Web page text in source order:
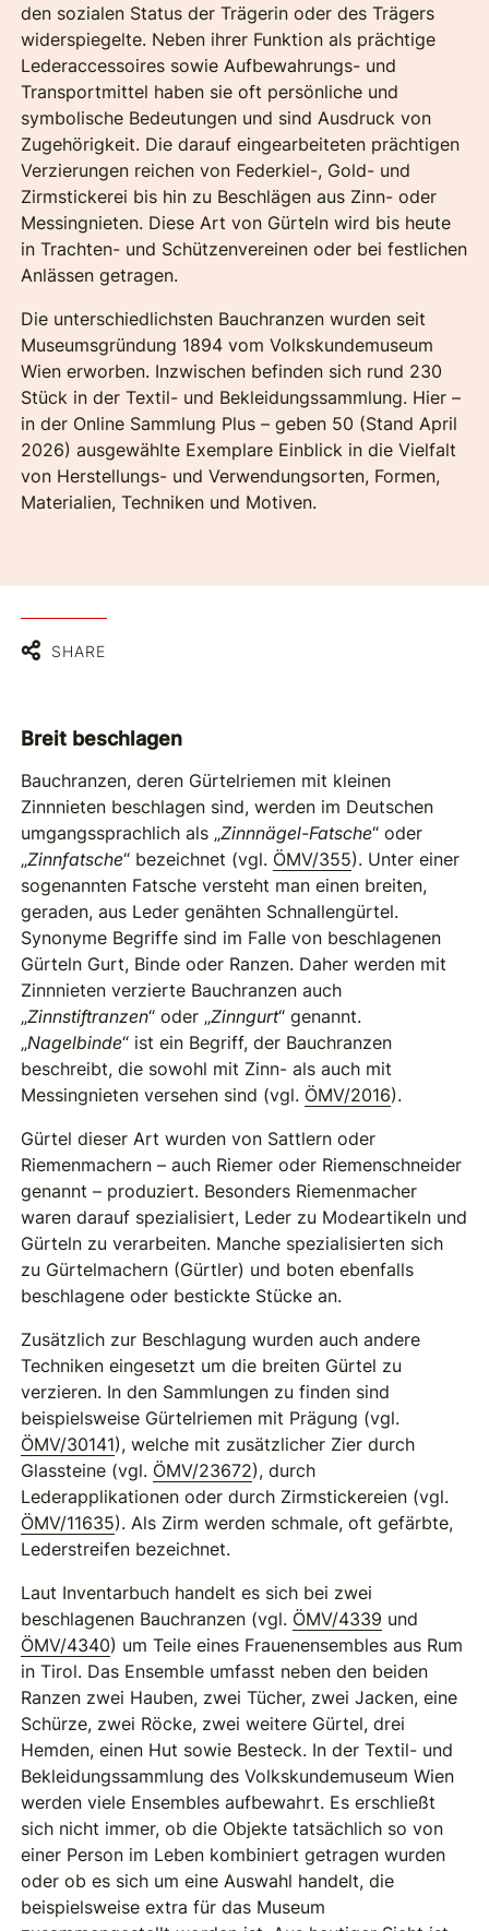
den sozialen Status der Trägerin oder des Trägers
widerspiegelte. Neben ihrer Funktion als prächtige
Lederaccessoires sowie Aufbewahrungs- und
Transportmittel haben sie oft persönliche und
symbolische Bedeutungen und sind Ausdruck von
Zugehörigkeit. Die darauf eingearbeiteten prächtigen
Verzierungen reichen von Federkiel-, Gold- und
Zirmstickerei bis hin zu Beschlägen aus Zinn- oder
Messingnieten. Diese Art von Gürteln wird bis heute
in Trachten- und Schützenvereinen oder bei festlichen
Anlässen getragen.
Die unterschiedlichsten Bauchranzen wurden seit
Museumsgründung 1894 vom Volkskundemuseum
Wien erworben. Inzwischen befinden sich rund 230
Stück in der Textil- und Bekleidungssammlung. Hier –
in der Online Sammlung Plus – geben 50 (Stand April
2026) ausgewählte Exemplare Einblick in die Vielfalt
von Herstellungs- und Verwendungsorten, Formen,
Materialien, Techniken und Motiven.
SHARE
Breit beschlagen
Bauchranzen, deren Gürtelriemen mit kleinen
Zinnnieten beschlagen sind, werden im Deutschen
umgangssprachlich als „Zinnnägel-Fatsche“ oder
„Zinnfatsche“ bezeichnet (vgl. ÖMV/355). Unter einer
sogenannten Fatsche versteht man einen breiten,
geraden, aus Leder genähten Schnallengürtel.
Synonyme Begriffe sind im Falle von beschlagenen
Gürteln Gurt, Binde oder Ranzen. Daher werden mit
Zinnnieten verzierte Bauchranzen auch
„Zinnstiftranzen“ oder „Zinngurt“ genannt.
„Nagelbinde“ ist ein Begriff, der Bauchranzen
beschreibt, die sowohl mit Zinn- als auch mit
Messingnieten versehen sind (vgl. ÖMV/2016).
Gürtel dieser Art wurden von Sattlern oder
Riemenmachern – auch Riemer oder Riemenschneider
genannt – produziert. Besonders Riemenmacher
waren darauf spezialisiert, Leder zu Modeartikeln und
Gürteln zu verarbeiten. Manche spezialisierten sich
zu Gürtelmachern (Gürtler) und boten ebenfalls
beschlagene oder bestickte Stücke an.
Zusätzlich zur Beschlagung wurden auch andere
Techniken eingesetzt um die breiten Gürtel zu
verzieren. In den Sammlungen zu finden sind
beispielsweise Gürtelriemen mit Prägung (vgl.
ÖMV/30141), welche mit zusätzlicher Zier durch
Glassteine (vgl. ÖMV/23672), durch
Lederapplikationen oder durch Zirmstickereien (vgl.
ÖMV/11635). Als Zirm werden schmale, oft gefärbte,
Lederstreifen bezeichnet.
Laut Inventarbuch handelt es sich bei zwei
beschlagenen Bauchranzen (vgl. ÖMV/4339 und
ÖMV/4340) um Teile eines Frauenensembles aus Rum
in Tirol. Das Ensemble umfasst neben den beiden
Ranzen zwei Hauben, zwei Tücher, zwei Jacken, eine
Schürze, zwei Röcke, zwei weitere Gürtel, drei
Hemden, einen Hut sowie Besteck. In der Textil- und
Bekleidungssammlung des Volkskundemuseum Wien
werden viele Ensembles aufbewahrt. Es erschließt
sich nicht immer, ob die Objekte tatsächlich so von
einer Person im Leben kombiniert getragen wurden
oder ob es sich um eine Auswahl handelt, die
beispielsweise extra für das Museum